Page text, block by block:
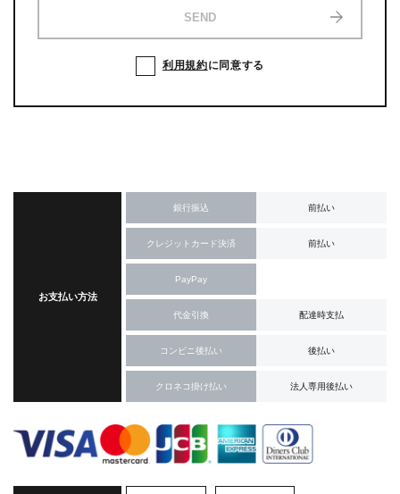
SEND
利用規約に同意する
お支払い方法
銀行振込 前払い
クレジットカード決済 前払い
PayPay
代金引換 配達時支払
コンビニ後払い 後払い
クロネコ掛け払い 法人専用後払い